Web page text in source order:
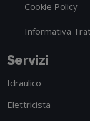
Cookie Policy
Informativa
Servizi
Idraulico
Elettricista